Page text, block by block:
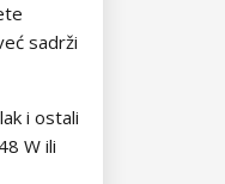
sadrži
i ostali
W ili